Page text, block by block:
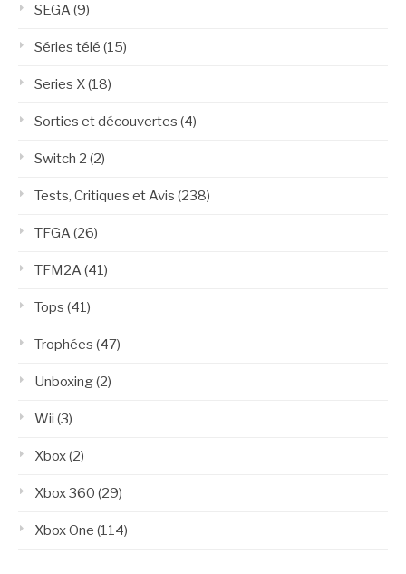
SEGA(9)
Séries télé (15)
Series X(18)
Sorties et découvertes (4)
Switch 2 (2)
Tests, Critiques et Avis (238)
TFGA(26)
TFM2A(41)
Tops (41)
Trophées (47)
Unboxing(2)
Wii (3)
Xbox(2)
Xbox 360 (29)
Xbox One (114)